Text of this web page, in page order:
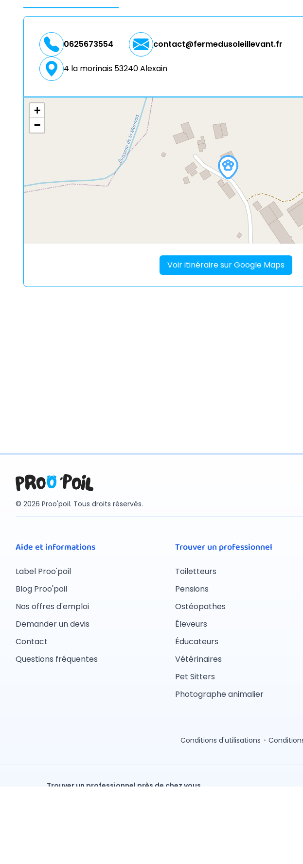
0625673554 contact@fermedusoleillevant.fr
4 la morinais 53240 Alexain
+
−
Voir itinéraire sur Google Maps
© 2026 Proo'poil. Tous droits réservés.
Aide et informations
Label Proo'poil
Blog Proo'poil
Nos offres d'emploi
Demander un devis
Contact
Questions fréquentes
Trouver un professionnel
Toiletteurs
Pensions
Ostéopathes
Éleveurs
Éducateurs
Vétérinaires
Pet Sitters
Photographe animalier
Conditions d'utilisations
Trouver un professionnel près de chez vous